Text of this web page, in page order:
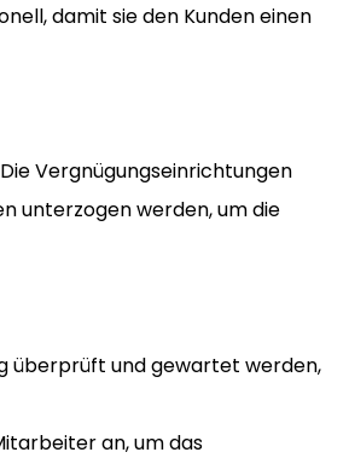
damit sie den Kunden einen
Die Vergnügungseinrichtungen
unterzogen werden, um die
überprüft und gewartet werden,
an, um das